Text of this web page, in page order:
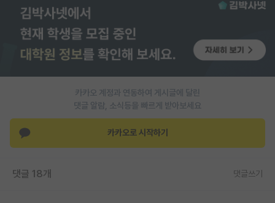
임용 후기 게시판
PI 전용 게시판
특수/전문대학원 게시판
반도체/AI 게시판
카카오 계정과 연동하여 게시글에 달린
댓글 알람, 소식등을 빠르게 받아보세요
카카오로 시작하기
댓글 18개 댓글쓰기